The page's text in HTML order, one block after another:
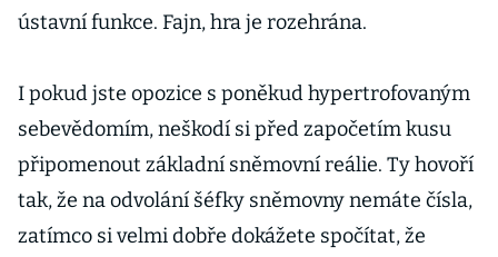
ústavní funkce. Fajn, hra je rozehrána.
I pokud jste opozice s poněkud hypertrofovaným
sebevědomím, neškodí si před započetím kusu
připomenout základní sněmovní reálie. Ty hovoří
tak, že na odvolání šéfky sněmovny nemáte čísla,
zatímco si velmi dobře dokážete spočítat, že